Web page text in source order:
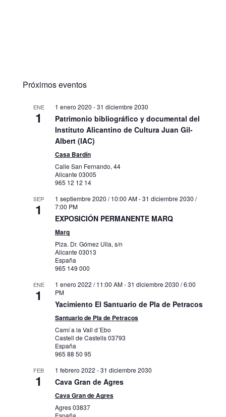
Próximos eventos
ENE
1
1 enero 2020 -31 diciembre 2030
Patrimonio bibliográfico y documental del
Instituto Alicantino de Cultura Juan Gil-
Albert (IAC)
Casa Bardín
Calle San Fernando, 44
Alicante 03005
965 12 12 14
SEP
1
1 septiembre 2020 / 10:00 AM-31 diciembre 2030 /
7:00 PM
EXPOSICIÓN PERMANENTE MARQ
Marq
Plza. Dr. Gómez Ulla, s/n
Alicante 03013
España
965 149 000
ENE
1
1 enero 2022 / 11:00 AM-31 diciembre 2030 / 6:00
PM
Yacimiento El Santuario de Pla de Petracos
Santuario de Pla de Petracos
Camí a la Vall d´Ebo
Castell de Castells03793
España
965 88 50 95
FEB
1
1 febrero 2022 -31 diciembre 2030
Cava Gran de Agres
Cava Gran de Agres
Agres03837
España